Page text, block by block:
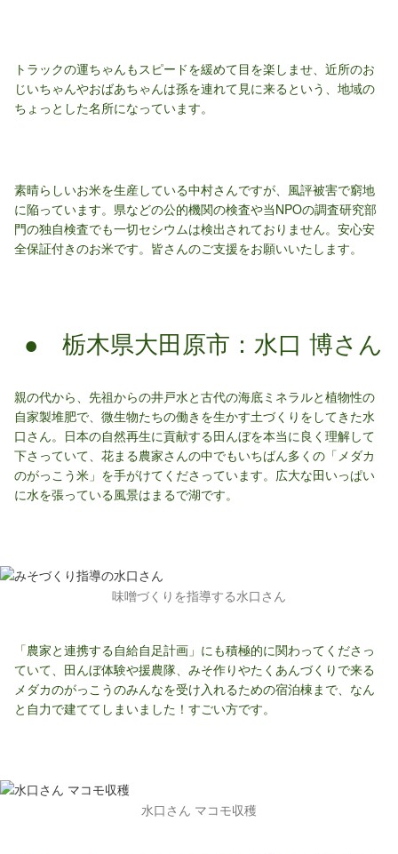
トラックの運ちゃんもスピードを緩めて目を楽しませ、近所のお
じいちゃんやおばあちゃんは孫を連れて見に来るという、地域の
ちょっとした名所になっています。
素晴らしいお米を生産している中村さんですが、風評被害で窮地
に陥っています。県などの公的機関の検査や当NPOの調査研究部
門の独自検査でも一切セシウムは検出されておりません。安心安
全保証付きのお米です。皆さんのご支援をお願いいたします。
● 栃木県大田原市：水口 博さん
親の代から、先祖からの井戸水と古代の海底ミネラルと植物性の
自家製堆肥で、微生物たちの働きを生かす土づくりをしてきた水
口さん。日本の自然再生に貢献する田んぼを本当に良く理解して
下さっていて、花まる農家さんの中でもいちばん多くの「メダカ
のがっこう米」を手がけてくださっています。広大な田いっぱい
に水を張っている風景はまるで湖です。
味噌づくりを指導する水口さん
「農家と連携する自給自足計画」にも積極的に関わってくださっ
ていて、田んぼ体験や援農隊、みそ作りやたくあんづくりで来る
メダカのがっこうのみんなを受け入れるための宿泊棟まで、なん
と自力で建ててしまいました！すごい方です。
水口さん マコモ収穫